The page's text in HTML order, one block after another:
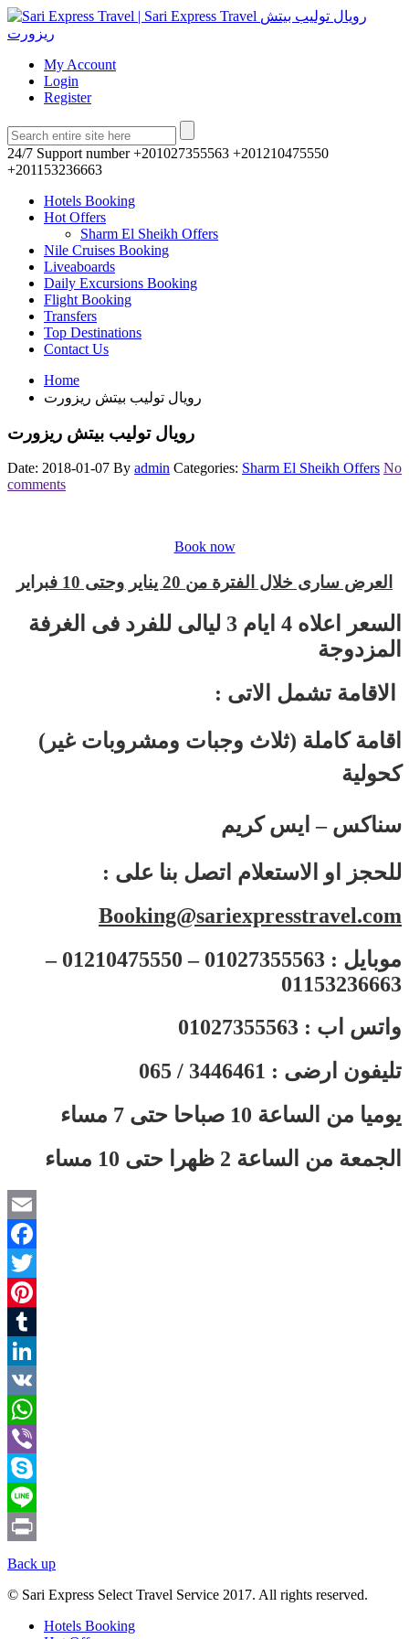
My Account
Login
Register
24/7 Support number +201027355563 +201210475550
+201153236663
Hotels Booking
Hot Offers
Sharm El Sheikh Offers
Nile Cruises Booking
Liveaboards
Daily Excursions Booking
Flight Booking
Transfers
Top Destinations
Contact Us
Home
رويال توليب بيتش ريزورت
رويال توليب بيتش ريزورت
Date: 2018-01-07 By admin Categories: Sharm El Sheikh Offers No
comments
Book now
العرض سارى خلال الفترة من 20 يناير وحتى 10 فبراير
المزدوجة
(اقامة كاملة (ثلاث وجبات ومشروبات غير
كحولية
سناكس – ايس كريم
: للحجز او الاستعلام اتصل بنا على
Booking@sariexpresstravel.com
موبايل : 01027355563 – 01210475550 –
01153236663
واتس اب : 01027355563
تليفون ارضى : 3446461 / 065
يوميا من الساعة 10 صباحا حتى 7 مساء
الجمعة من الساعة 2 ظهرا حتى 10 مساء
Email
Facebook
Twitter
Pinterest
Tumblr
LinkedIn
VK
WhatsApp
Viber
Skype
Line
Print
Back up
© Sari Express Select Travel Service 2017. All rights reserved.
Hotels Booking